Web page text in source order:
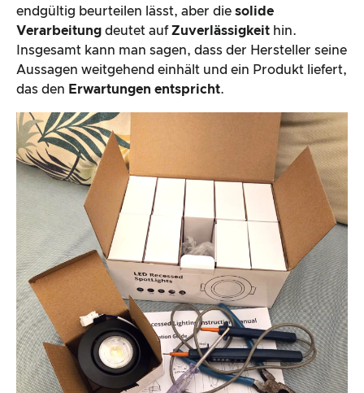
endgültig beurteilen lässt, aber die solide
Verarbeitung deutet aufZuverlässigkeit hin.
Insgesamt kann man sagen, dass der Hersteller seine
Aussagen weitgehend einhält und ein Produkt liefert,
das den Erwartungen entspricht.